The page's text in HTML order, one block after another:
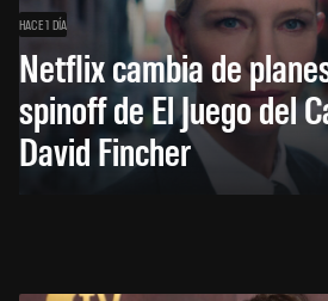
HACE 1 DÍA
Netflix cambia de
spinoff de El Juego del
David Fincher